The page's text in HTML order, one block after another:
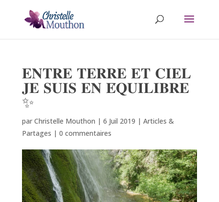
𝐄𝐍𝐓𝐑𝐄 𝐓𝐄𝐑𝐑𝐄 𝐄𝐓 𝐂𝐈𝐄𝐋
𝐉𝐄 𝐒𝐔𝐈𝐒 𝐄𝐍 𝐄́𝐐𝐔𝐈𝐋𝐈𝐁𝐑𝐄
✨
par Christelle Mouthon | 6 Juil 2019 | Articles &
Partages | 0 commentaires